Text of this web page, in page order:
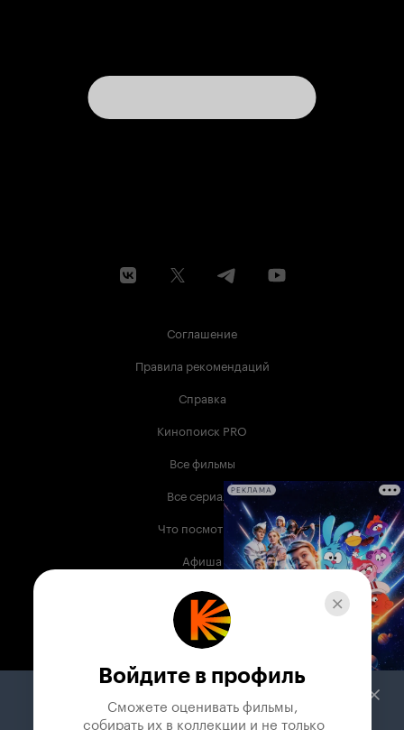
Соглашение
Правила рекомендаций
Справка
Кинопоиск PRO
Все фильмы
Все сериалы
Что посмотреть
Афиша
Музыка
Телепрограмма
Служба поддержки
РЕКЛАМА
Войдите в профиль
Сможете оценивать фильмы,
собирать их в коллекции и не только